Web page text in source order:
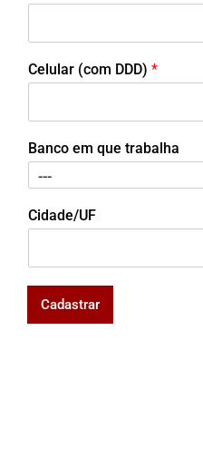
Celular (com DDD) *
Banco em que trabalha
Cidade/UF
Cadastrar